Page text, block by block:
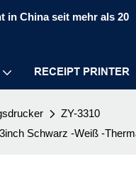
in China seit mehr als 20
RECEIPT PRINTER
ZY-3310
Schwarz -Weiß -